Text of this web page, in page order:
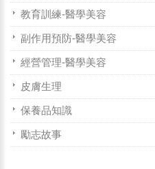
教育訓練-醫學美容
副作用預防-醫學美容
經營管理-醫學美容
皮膚生理
保養品知識
勵志故事